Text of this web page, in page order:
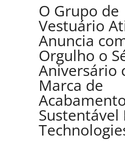
O Grupo de
Vestuário
Anuncia
Orgulho o
Aniversário
Marca de
Sustentável